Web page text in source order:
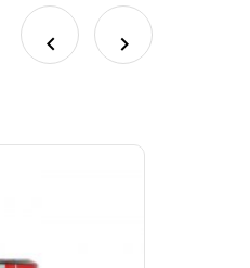
 